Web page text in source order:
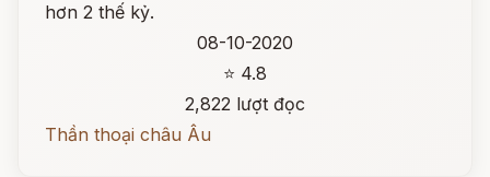
hơn 2 thế kỷ.
08-10-2020
⭐ 4.8
2,822 lượt đọc
Thần thoại châu Âu